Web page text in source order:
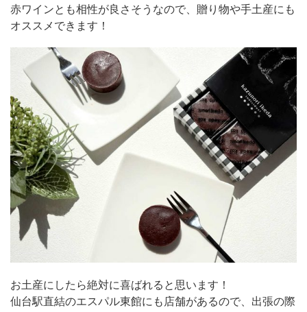
赤ワインとも相性が良さそうなので、贈り物や手土産にも
オススメできます！
お土産にしたら絶対に喜ばれると思います！
仙台駅直結のエスパル東館にも店舗があるので、出張の際